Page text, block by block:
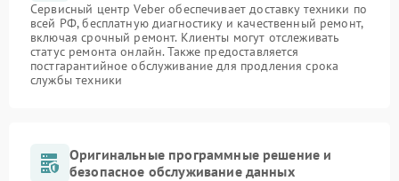
Сервисный центр Veber обеспечивает доставку техники по
всей РФ, бесплатную диагностику и качественный ремонт,
включая срочный ремонт. Клиенты могут отслеживать
статус ремонта онлайн. Также предоставляется
постгарантийное обслуживание для продления срока
службы техники
Оригинальные программные решение и
безопасное обслуживание данных